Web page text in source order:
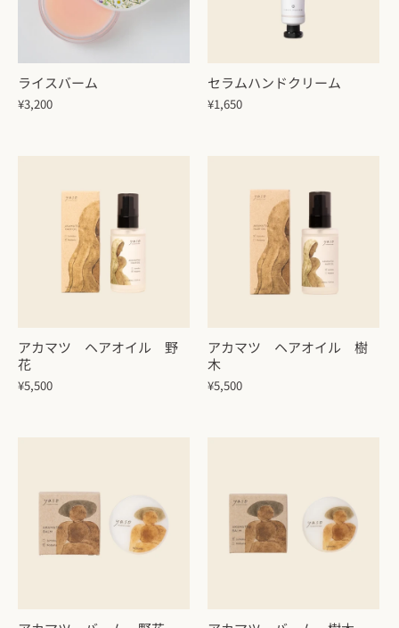
ライスバーム
¥3,200
セラムハンドクリーム
¥1,650
アカマツ ヘアオイル 野
花
¥5,500
アカマツ ヘアオイル 樹
木
¥5,500